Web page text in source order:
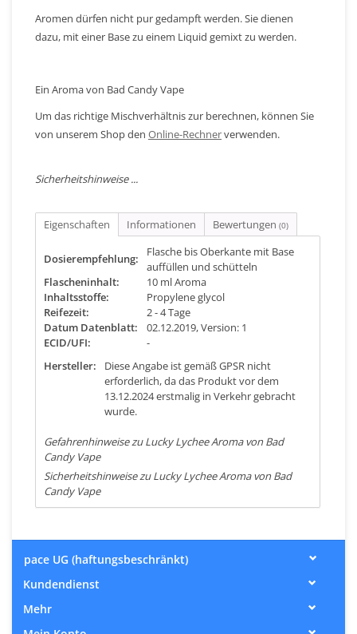
Aromen dürfen nicht pur gedampft werden. Sie dienen
dazu, mit einer Base zu einem Liquid gemixt zu werden.
Ein Aroma von Bad Candy Vape
Um das richtige Mischverhältnis zur berechnen, können Sie
von unserem Shop den Online-Rechnerverwenden.
Sicherheitshinweise ...
Eigenschaften Informationen Bewertungen (0)
Dosierempfehlung:
Flasche bis Oberkante mit Base
auffüllen und schütteln
Flascheninhalt:
10 ml Aroma
Inhaltsstoffe:
Propylene glycol
Reifezeit:
2 - 4 Tage
Datum Datenblatt:
02.12.2019, Version: 1
ECID/UFI:
-
Hersteller:
Diese Angabe ist gemäß GPSR nicht
erforderlich, da das Produkt vor dem
13.12.2024 erstmalig in Verkehr gebracht
wurde.
Gefahrenhinweise zu Lucky Lychee Aroma von Bad
Candy Vape
Sicherheitshinweise zu Lucky Lychee Aroma von Bad
Candy Vape
pace UG (haftungsbeschränkt)
Kundendienst
Mehr